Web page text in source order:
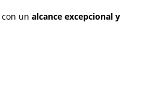
con un alcance excepcional y